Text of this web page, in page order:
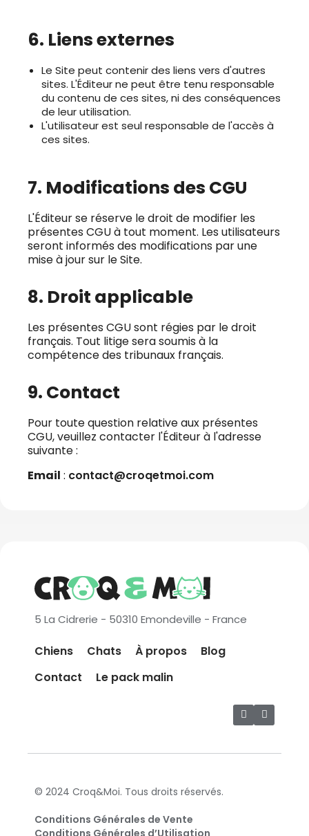
6. Liens externes
Le Site peut contenir des liens vers d'autres
sites. L'Éditeur ne peut être tenu responsable
du contenu de ces sites, ni des conséquences
de leur utilisation.
L'utilisateur est seul responsable de l'accès à
ces sites.
7. Modifications des CGU
L'Éditeur se réserve le droit de modifier les
présentes CGU à tout moment. Les utilisateurs
seront informés des modifications par une
mise à jour sur le Site.
8. Droit applicable
Les présentes CGU sont régies par le droit
français. Tout litige sera soumis à la
compétence des tribunaux français.
9. Contact
Pour toute question relative aux présentes
CGU, veuillez contacter l'Éditeur à l'adresse
suivante :
Email : contact@croqetmoi.com
5 La Cidrerie - 50310 Emondeville - France
Chiens Chats À propos
Blog
Contact
Le pack malin
© 2024 Croq&Moi. Tous droits réservés.
Conditions Générales de Vente
Conditions Générales d’Utilisation